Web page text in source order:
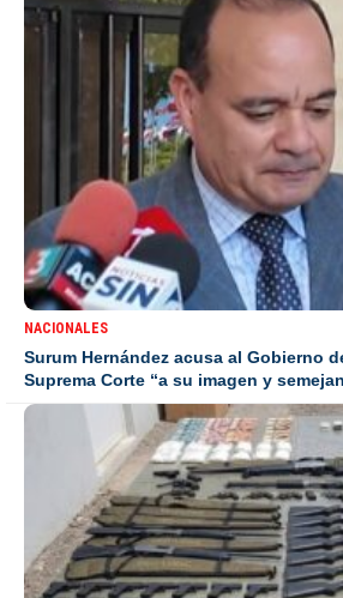
NACIONALES
Surum Hernández acusa al Gobierno
Suprema Corte “a su imagen y